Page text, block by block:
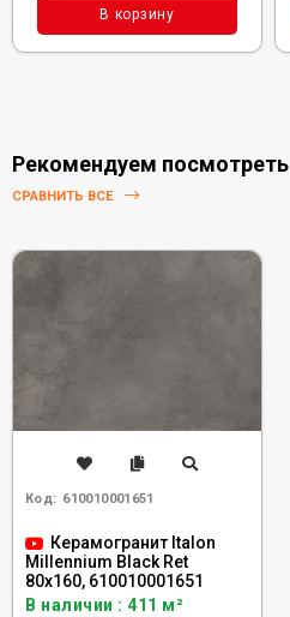
В корзину
Рекомендуем посмотреть
СРАВНИТЬ ВСЕ
Код: 610010001651
Керамогранит Italon
Millennium Black Ret
80x160, 610010001651
В наличии : 411 м²